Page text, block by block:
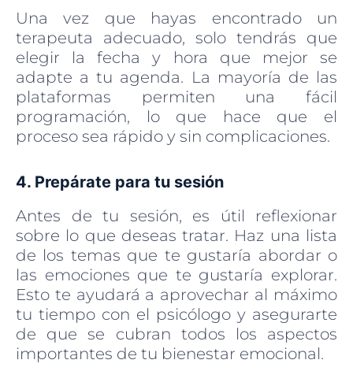
Una vez que hayas encontrado un
terapeuta adecuado, solo tendrás que
elegir la fecha y hora que mejor se
adapte a tu agenda. La mayoría de las
plataformas permiten una fácil
programación, lo que hace que el
proceso sea rápido y sin complicaciones.
4. Prepárate para tu sesión
Antes de tu sesión, es útil reflexionar
sobre lo que deseas tratar. Haz una lista
de los temas que te gustaría abordar o
las emociones que te gustaría explorar.
Esto te ayudará a aprovechar al máximo
tu tiempo con el psicólogo y asegurarte
de que se cubran todos los aspectos
importantes de tu bienestar emocional.